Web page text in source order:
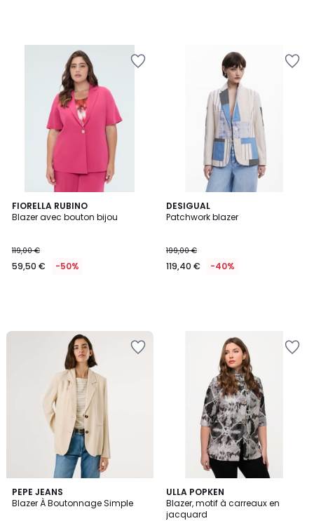
FIORELLA RUBINO
Blazer avec bouton bijou
119,00 €
59,50 € -50%
DESIGUAL
Patchwork blazer
199,00 €
119,40 € -40%
PEPE JEANS
Blazer À Boutonnage Simple
4
/
ULLA POPKEN
Blazer, motif à carreaux en
jacquard